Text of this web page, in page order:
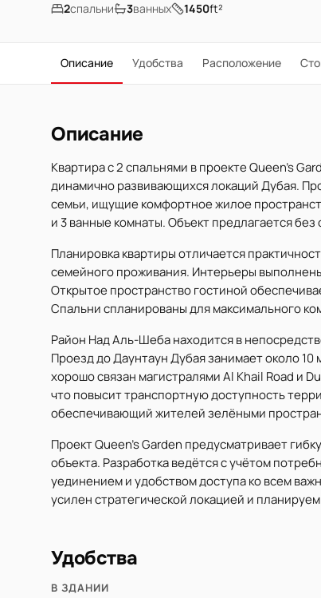
2спальни 3ванных 1450ft²
Описание Удобства Расположение
Описание
Квартира с 2 спальнями в проекте Queen's
динамично развивающихся локаций Дубая.
семьи, ищущие комфортное жилое
и 3 ванные комнаты. Объект предлагается
Планировка квартиры отличается
семейного проживания. Интерьеры
Открытое пространство гостиной
Спальни спланированы для максимального
Район Над Аль-Шеба находится в
Проезд до Даунтаун Дубая занимает около
хорошо связан магистралями Al Khail Road и
что повысит транспортную доступность
обеспечивающий жителей зелёными
Проект Queen's Garden предусматривает
объекта. Разработка ведётся с учётом
уединением и удобством доступа ко всем
усилен стратегической локацией и
Удобства
В ЗДАНИИ